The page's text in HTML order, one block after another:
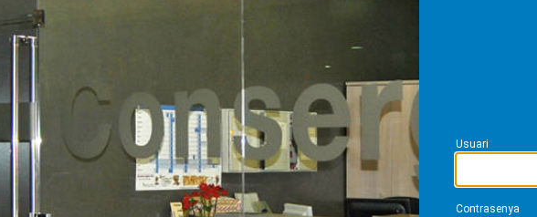
Usuari
Contrasenya